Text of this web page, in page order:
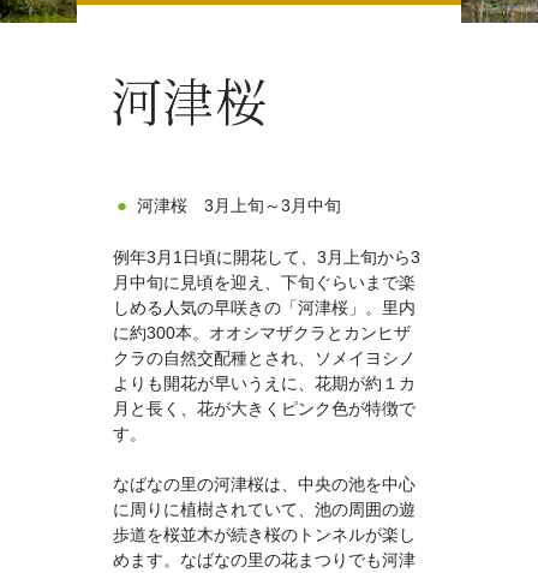
河津桜 3月上旬～3月中旬
例年3月1日頃に開花して、3月上旬から3
月中旬に見頃を迎え、下旬ぐらいまで楽
しめる人気の早咲きの「河津桜」。里内
に約300本。オオシマザクラとカンヒザ
クラの自然交配種とされ、ソメイヨシノ
よりも開花が早いうえに、花期が約１カ
月と長く、花が大きくピンク色が特徴で
す。
なばなの里の河津桜は、中央の池を中心
に周りに植樹されていて、池の周囲の遊
歩道を桜並木が続き桜のトンネルが楽し
めます。なばなの里の花まつりでも河津